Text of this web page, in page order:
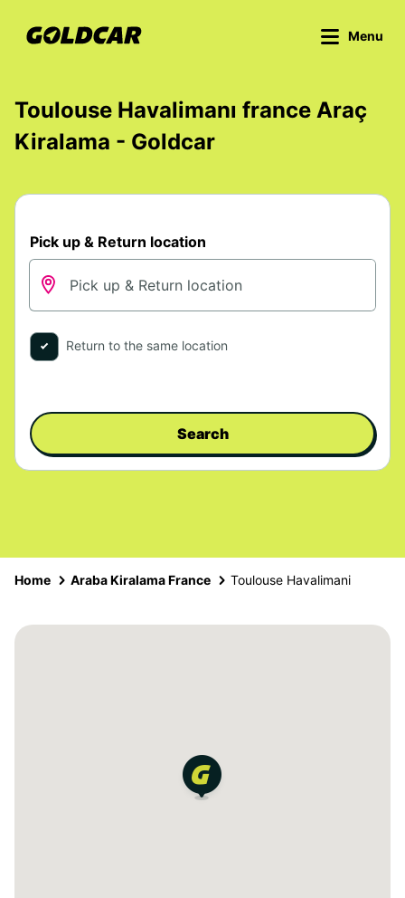
Menu
Toulouse Havalimanı france Araç
Kiralama - Goldcar
Pick up & Return location
Return to the same location
Search
Home Araba Kiralama France Toulouse Havalimani